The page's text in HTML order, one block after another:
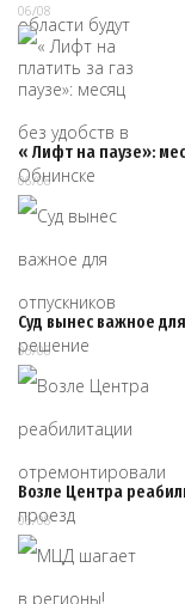
06/08
« Лифт на паузе»:
06/08
Суд вынес важное
06/08
Возле Центра
06/08